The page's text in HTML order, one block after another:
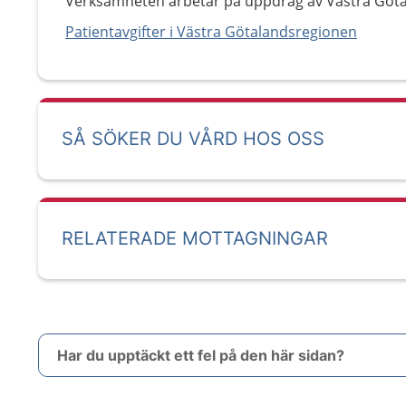
Patientavgifter i Västra Götalandsregionen
SÅ SÖKER DU VÅRD HOS OSS
RELATERADE MOTTAGNINGAR
Har du upptäckt ett fel på den här sidan?